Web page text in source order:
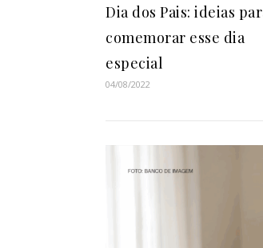
Dia dos Pais: ideias
comemorar esse dia
especial
04/08/2022